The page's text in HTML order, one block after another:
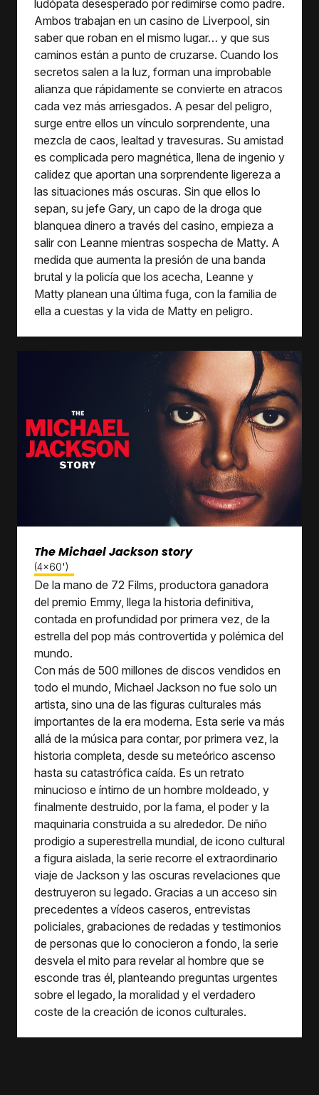
ludópata desesperado por redimirse como padre.
Ambos trabajan en un casino de Liverpool, sin
saber que roban en el mismo lugar… y que sus
caminos están a punto de cruzarse. Cuando los
secretos salen a la luz, forman una improbable
alianza que rápidamente se convierte en atracos
cada vez más arriesgados. A pesar del peligro,
surge entre ellos un vínculo sorprendente, una
mezcla de caos, lealtad y travesuras. Su amistad
es complicada pero magnética, llena de ingenio y
calidez que aportan una sorprendente ligereza a
las situaciones más oscuras. Sin que ellos lo
sepan, su jefe Gary, un capo de la droga que
blanquea dinero a través del casino, empieza a
salir con Leanne mientras sospecha de Matty. A
medida que aumenta la presión de una banda
brutal y la policía que los acecha, Leanne y
Matty planean una última fuga, con la familia de
ella a cuestas y la vida de Matty en peligro.
The Michael Jackson story
(4x60')
De la mano de 72 Films, productora ganadora
del premio Emmy, llega la historia definitiva,
contada en profundidad por primera vez, de la
estrella del pop más controvertida y polémica del
mundo.
Con más de 500 millones de discos vendidos en
todo el mundo, Michael Jackson no fue solo un
artista, sino una de las figuras culturales más
importantes de la era moderna. Esta serie va más
allá de la música para contar, por primera vez, la
historia completa, desde su meteórico ascenso
hasta su catastrófica caída. Es un retrato
minucioso e íntimo de un hombre moldeado, y
finalmente destruido, por la fama, el poder y la
maquinaria construida a su alrededor. De niño
prodigio a superestrella mundial, de icono cultural
a figura aislada, la serie recorre el extraordinario
viaje de Jackson y las oscuras revelaciones que
destruyeron su legado. Gracias a un acceso sin
precedentes a vídeos caseros, entrevistas
policiales, grabaciones de redadas y testimonios
de personas que lo conocieron a fondo, la serie
desvela el mito para revelar al hombre que se
esconde tras él, planteando preguntas urgentes
sobre el legado, la moralidad y el verdadero
coste de la creación de iconos culturales.